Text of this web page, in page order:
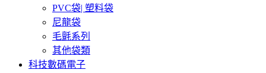
PVC袋| 塑料袋
尼龍袋
毛氈系列
其他袋類
科技數碼電子